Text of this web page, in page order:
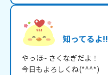
知ってるよ!!
やっほ~ さくなぎだよ！
今日もよろしくね(*^^*)